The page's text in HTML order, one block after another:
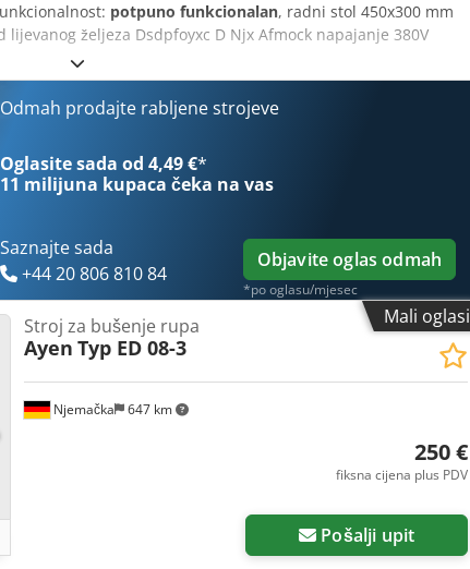
potpuno funkcionalan, radni stol 450x300 mm
željeza Dsdpfoyxc D Njx Afmock napajanje 380V
Odmah prodajte rabljene strojeve
Oglasite sada od 4,49 €*
11 milijuna kupaca čeka na vas
Saznajte sada
+44 20 806 810 84
Objavite oglas odmah
*po oglasu/mjesec
Mali oglasi
Njemačka 647 km
Stroj za bušenje rupa
Ayen Typ ED 08-3
250 €
fiksna cijena plus PDV
Pošalji upit